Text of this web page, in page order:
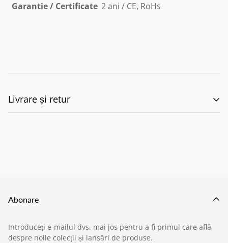
Garantie / Certificate 2 ani / CE, RoHs
Livrare și retur
Această politică reglementează modul în care
produsele comandate de pe site-ul nostru sunt livrate
Abonare
Introduceți e-mailul dvs. mai jos pentru a fi primul care află
despre noile colecții și lansări de produse.